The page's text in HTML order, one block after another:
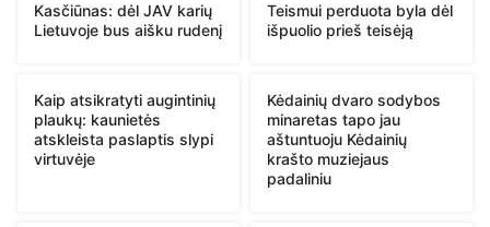
Kasčiūnas: dėl JAV karių
Lietuvoje bus aišku rudenį
Teismui perduota byla dėl
išpuolio prieš teisėją
Kaip atsikratyti augintinių
plaukų: kaunietės
atskleista paslaptis slypi
virtuvėje
Kėdainių dvaro sodybos
minaretas tapo jau
aštuntuoju Kėdainių
krašto muziejaus
padaliniu